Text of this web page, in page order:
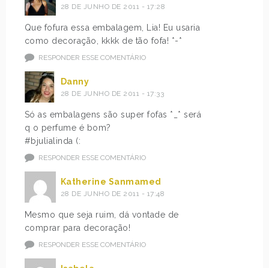
28 DE JUNHO DE 2011 - 17:28
Que fofura essa embalagem, Lia! Eu usaria
como decoração, kkkk de tão fofa! *-*
RESPONDER ESSE COMENTÁRIO
Danny
28 DE JUNHO DE 2011 - 17:33
Só as embalagens são super fofas *_* será
q o perfume é bom?
#bjulialinda (:
RESPONDER ESSE COMENTÁRIO
Katherine Sanmamed
28 DE JUNHO DE 2011 - 17:48
Mesmo que seja ruim, dá vontade de
comprar para decoração!
RESPONDER ESSE COMENTÁRIO